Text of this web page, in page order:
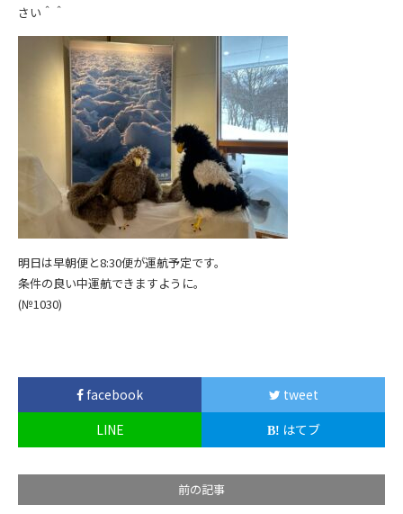
さい＾＾
明日は早朝便と8:30便が運航予定です。
条件の良い中運航できますように。
(№1030)
facebook
tweet
LINE
はてブ
前の記事